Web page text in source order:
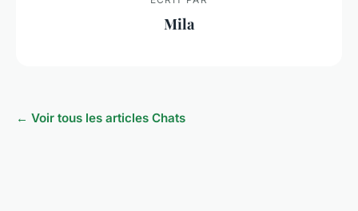
Mila
← Voir tous les articles Chats